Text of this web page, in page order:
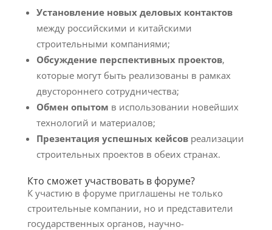
Установление новых деловых контактов
между российскими и китайскими
строительными компаниями;
Обсуждение перспективных проектов,
которые могут быть реализованы в рамках
двустороннего сотрудничества;
Обмен опытом в использовании новейших
технологий и материалов;
Презентация успешных кейсовреализации
строительных проектов в обеих странах.
Кто сможет участвовать в форуме?
К участию в форуме приглашены не только
строительные компании, но и представители
государственных органов, научно-